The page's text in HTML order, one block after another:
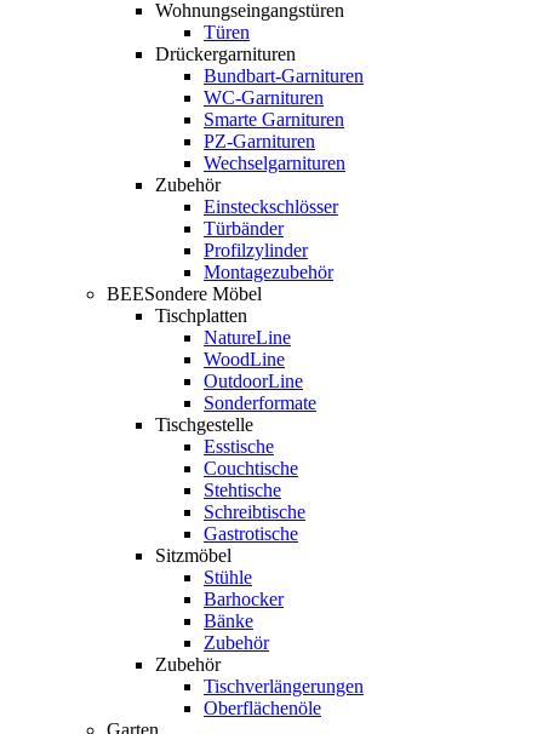
Wohnungseingangstüren
Türen
Drückergarnituren
Bundbart-Garnituren
WC-Garnituren
Smarte Garnituren
PZ-Garnituren
Wechselgarnituren
Zubehör
Einsteckschlösser
Türbänder
Profilzylinder
Montagezubehör
BEESondere Möbel
Tischplatten
NatureLine
WoodLine
OutdoorLine
Sonderformate
Tischgestelle
Esstische
Couchtische
Stehtische
Schreibtische
Gastrotische
Sitzmöbel
Stühle
Barhocker
Bänke
Zubehör
Zubehör
Tischverlängerungen
Oberflächenöle
Garten